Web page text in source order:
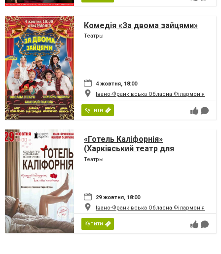
Комедія «За двома зайцями»
Театры
4 жовтня, 18:00
Івано-Франківська Обласна Філармонія
Купити
«Готель Каліфорнія»
(Харківський театр для
дорослих)
Театры
29 жовтня, 18:00
Івано-Франківська Обласна Філармонія
Купити